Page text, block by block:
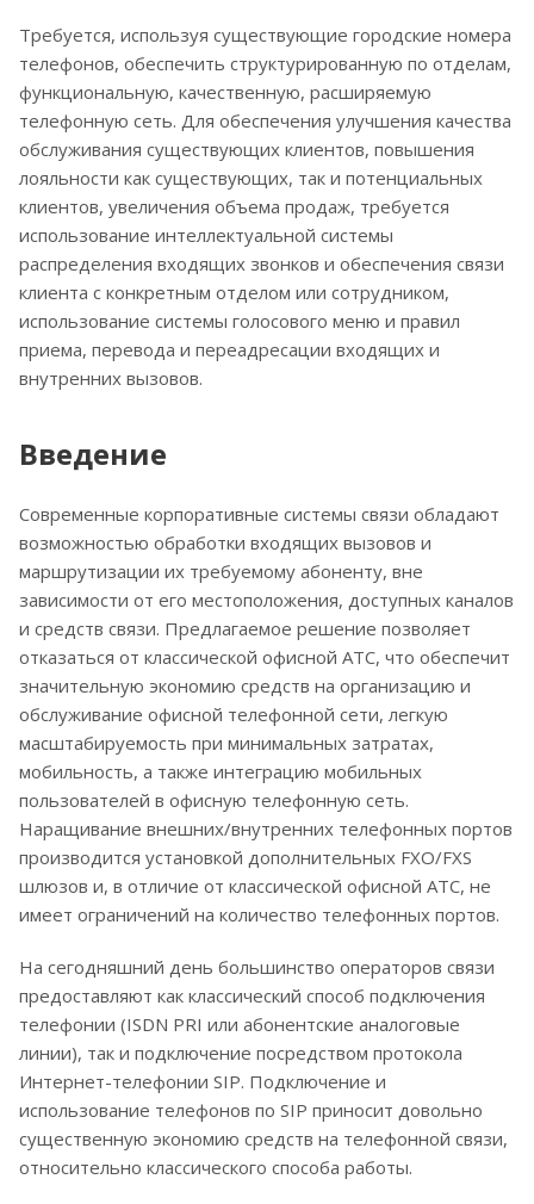
Требуется, используя существующие городские номера
телефонов, обеспечить структурированную по отделам,
функциональную, качественную, расширяемую
телефонную сеть. Для обеспечения улучшения качества
обслуживания существующих клиентов, повышения
лояльности как существующих, так и потенциальных
клиентов, увеличения объема продаж, требуется
использование интеллектуальной системы
распределения входящих звонков и обеспечения связи
клиента с конкретным отделом или сотрудником,
использование системы голосового меню и правил
приема, перевода и переадресации входящих и
внутренних вызовов.
Введение
Современные корпоративные системы связи обладают
возможностью обработки входящих вызовов и
маршрутизации их требуемому абоненту, вне
зависимости от его местоположения, доступных каналов
и средств связи. Предлагаемое решение позволяет
отказаться от классической офисной АТС, что обеспечит
значительную экономию средств на организацию и
обслуживание офисной телефонной сети, легкую
масштабируемость при минимальных затратах,
мобильность, а также интеграцию мобильных
пользователей в офисную телефонную сеть.
Наращивание внешних/внутренних телефонных портов
производится установкой дополнительных FXO/FXS
шлюзов и, в отличие от классической офисной АТС, не
имеет ограничений на количество телефонных портов.
На сегодняшний день большинство операторов связи
предоставляют как классический способ подключения
телефонии (ISDN PRI или абонентские аналоговые
линии), так и подключение посредством протокола
Интернет-телефонии SIP. Подключение и
использование телефонов по SIP приносит довольно
существенную экономию средств на телефонной связи,
относительно классического способа работы.